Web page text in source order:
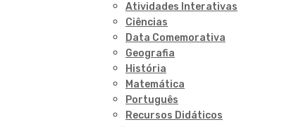
Atividades Interativas
Ciências
Data Comemorativa
Geografia
História
Matemática
Português
Recursos Didáticos